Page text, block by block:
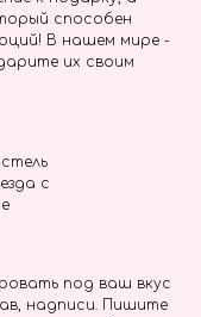
способен
В нашем мире -
их своим
с
под ваш вкус
надписи. Пишите